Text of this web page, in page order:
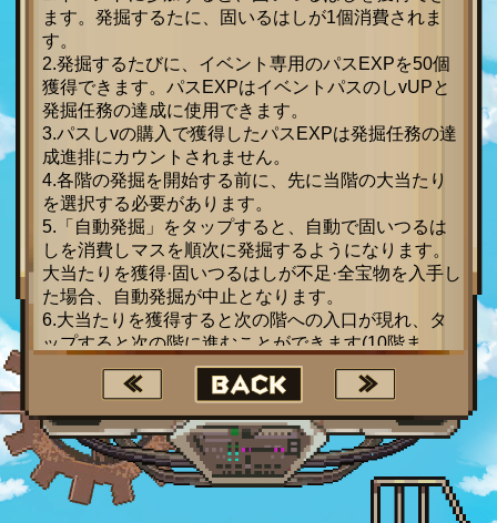
ます。発掘するたに、固いるはしが1個消費されま
す。
2.発掘するたびに、イベント専用のパスEXPを50個
獲得できます。パスEXPはイベントパスのしvUPと
発掘任務の達成に使用できます。
3.パスしvの購入で獲得したパスEXPは発掘任務の達
成進排にカウントされません。
4.各階の発掘を開始する前に、先に当階の大当たり
を選択する必要があります。
5.「自動発掘」をタップすると、自動で固いつるは
しを消費しマスを順次に発掘するようになります。
大当たりを獲得·固いつるはしが不足·全宝物を入手し
た場合、自動発掘が中止となります。
6.大当たりを獲得すると次の階への入口が現れ、タ
ップすると次の階に進むことができます(10階ま
で)。なお、10階は何回も発掘可能です。
7.イベント期間中、発掘回数に基づくサーパー間ラ
ンキングが作成されます。発掘回数が同じ場合、戦
闘力の高い方が高順位となります。イベント終了
後、順位報酬はメールより配布されます。
8.イベント終了後、固いつるはしは使用できなくな
り、ゴールドに変換されます(メールより配布)。